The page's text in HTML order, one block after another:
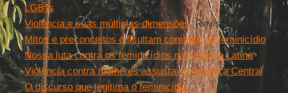
LGBTs . Revista IHU On-Line, nº 507
Violência e suas múltiplas dimensões. Revista IHU On-Line,
Mitos e preconceitos dificultam combate ao feminicídio
Nossa luta contra os feminicídios na América Latina
Violência contra mulheres assusta na América Central
O discurso que legitima o feminicídio